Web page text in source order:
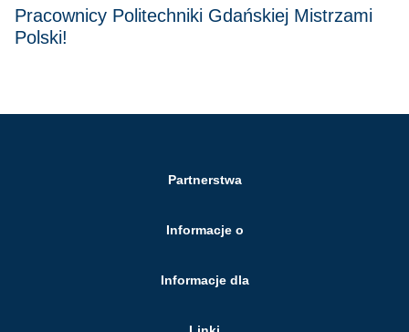
Pracownicy Politechniki Gdańskiej Mistrzami
Polski!
Partnerstwa
Informacje o
Informacje dla